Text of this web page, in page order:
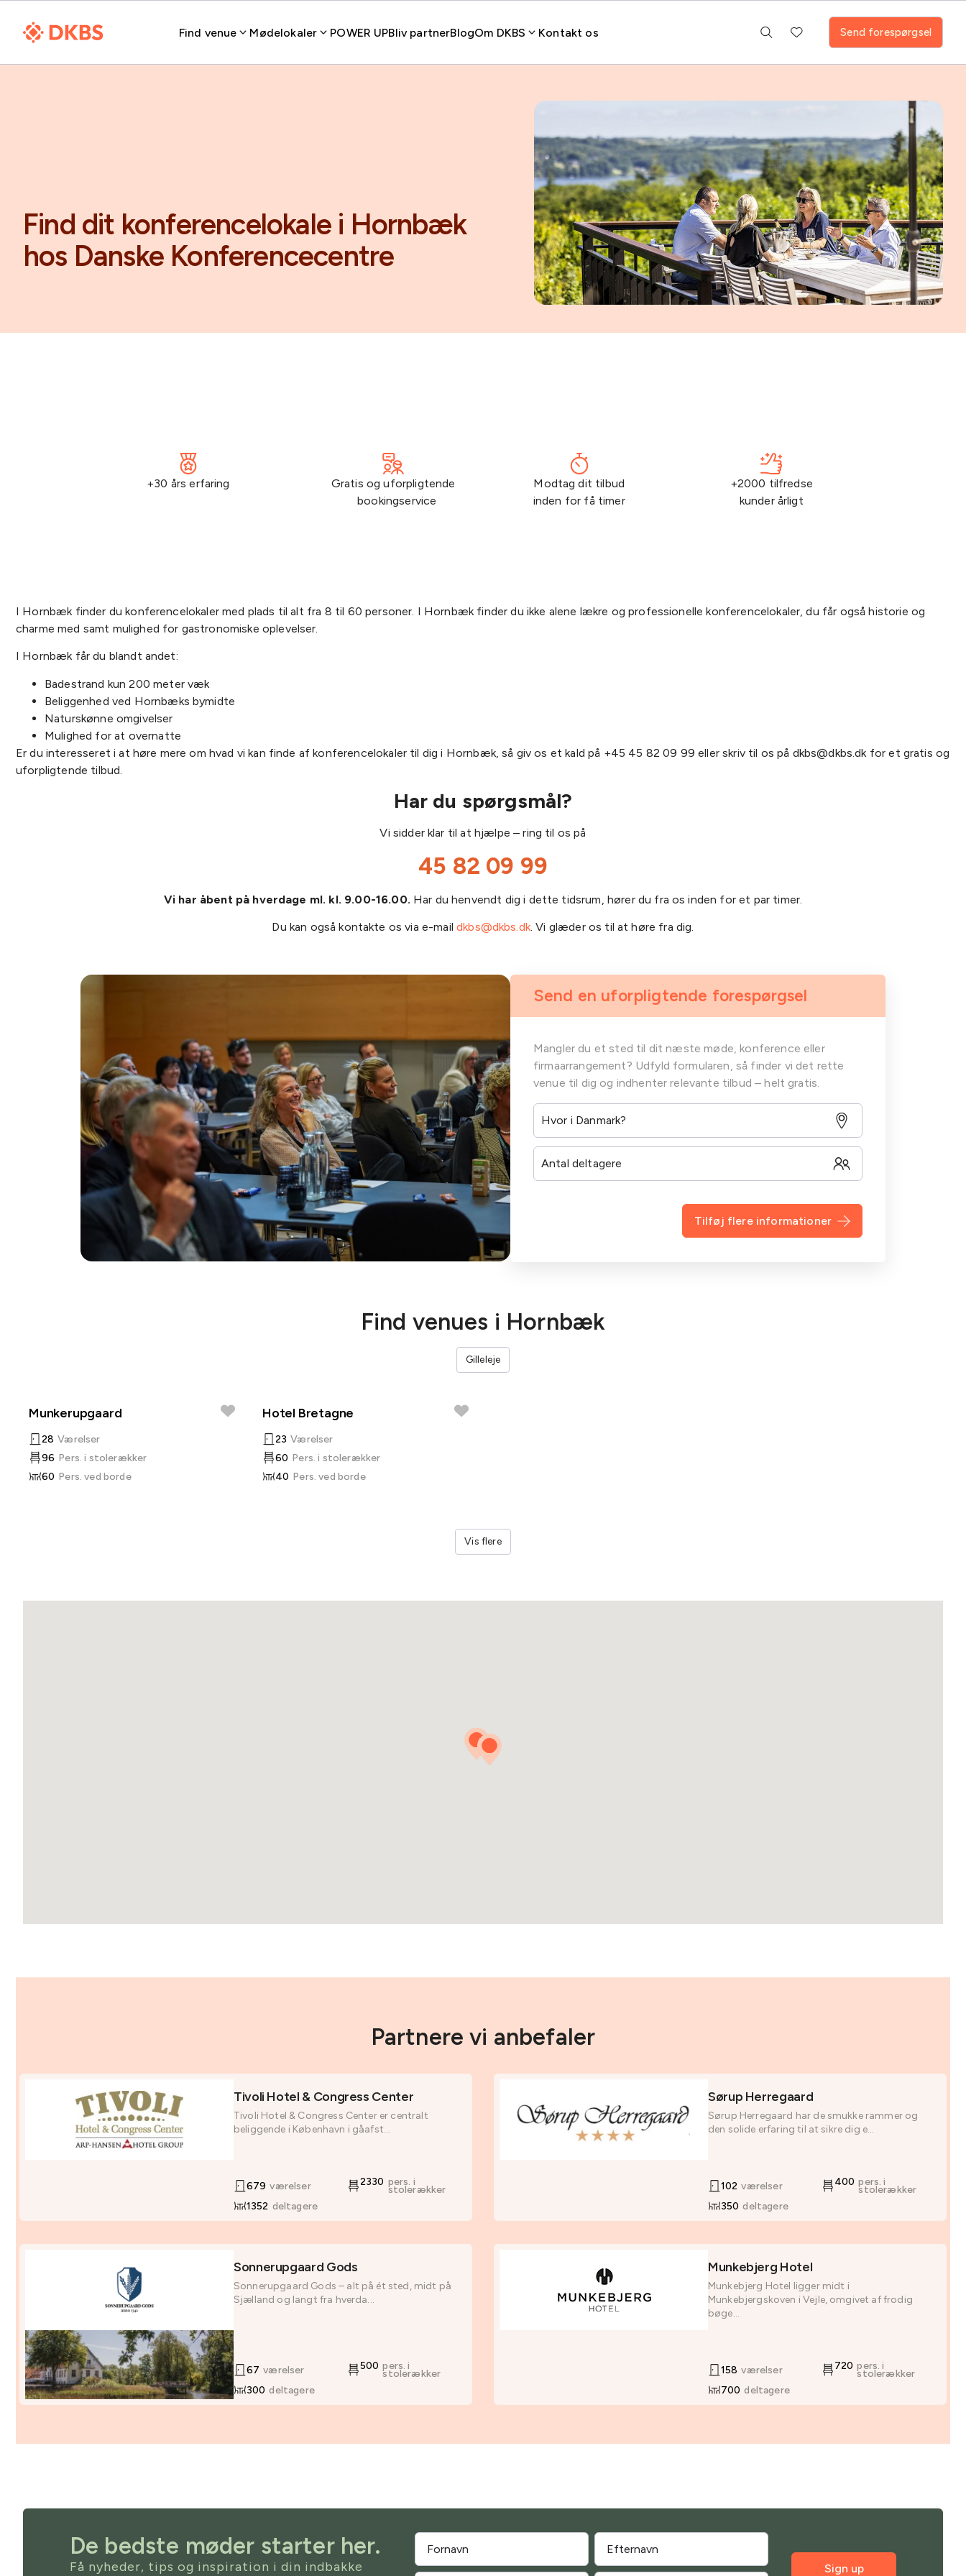
Find venue Mødelokaler POWER UPBliv partnerBlogOm DKBS Kontakt os Send forespørgsel
Find dit konferencelokale i Hornbæk
hos Danske Konferencecentre
+30 års erfaring
Gratis og uforpligtende
bookingservice
Modtag dit tilbud
inden for få timer
+2000 tilfredse
kunder årligt
I Hornbæk finder du konferencelokaler med plads til alt fra 8 til 60 personer. I Hornbæk finder du ikke alene lækre og professionelle konferencelokaler, du får også historie og
charme med samt mulighed for gastronomiske oplevelser.
I Hornbæk får du blandt andet:
Badestrand kun 200 meter væk
Beliggenhed ved Hornbæks bymidte
Naturskønne omgivelser
Mulighed for at overnatte
Er du interesseret i at høre mere om hvad vi kan finde af konferencelokaler til dig i Hornbæk, så giv os et kald på +45 45 82 09 99 eller skriv til os på dkbs@dkbs.dk for et gratis og
uforpligtende tilbud.
Har du spørgsmål?
Vi sidder klar til at hjælpe – ring til os på
45 82 09 99
Vi har åbent på hverdage ml. kl. 9.00-16.00. Har du henvendt dig i dette tidsrum, hører du fra os inden for et par timer.
Du kan også kontakte os via e-maildkbs@dkbs.dk. Vi glæder os til at høre fra dig.
Send en uforpligtende forespørgsel
Mangler du et sted til dit næste møde, konference eller
firmaarrangement? Udfyld formularen, så finder vi det rette
venue til dig og indhenter relevante tilbud – helt gratis.
Tilføj flere informationer
Find venues i Hornbæk
Gilleleje
Munkerupgaard
28 Værelser
96 Pers. i stolerækker
60 Pers. ved borde
Hotel Bretagne
23 Værelser
60 Pers. i stolerækker
40 Pers. ved borde
Vis flere
Partnere vi anbefaler
Tivoli Hotel & Congress Center
Tivoli Hotel & Congress Center er centralt
beliggende i København i gåafst...
679 værelser 2330 pers. i
stolerækker
1352 deltagere
Sørup Herregaard
Sørup Herregaard har de smukke rammer og
den solide erfaring til at sikre dig e...
102 værelser 400 pers. i
stolerækker
350 deltagere
Sonnerupgaard Gods
Sonnerupgaard Gods – alt på ét sted, midt på
Sjælland og langt fra hverda...
67 værelser 500 pers. i
stolerækker
300 deltagere
Munkebjerg Hotel
Munkebjerg Hotel ligger midt i
Munkebjergskoven i Vejle, omgivet af frodig
bøge...
158 værelser 720 pers. i
stolerækker
700 deltagere
De bedste møder starter her.
Få nyheder, tips og inspiration i din indbakke Sign up